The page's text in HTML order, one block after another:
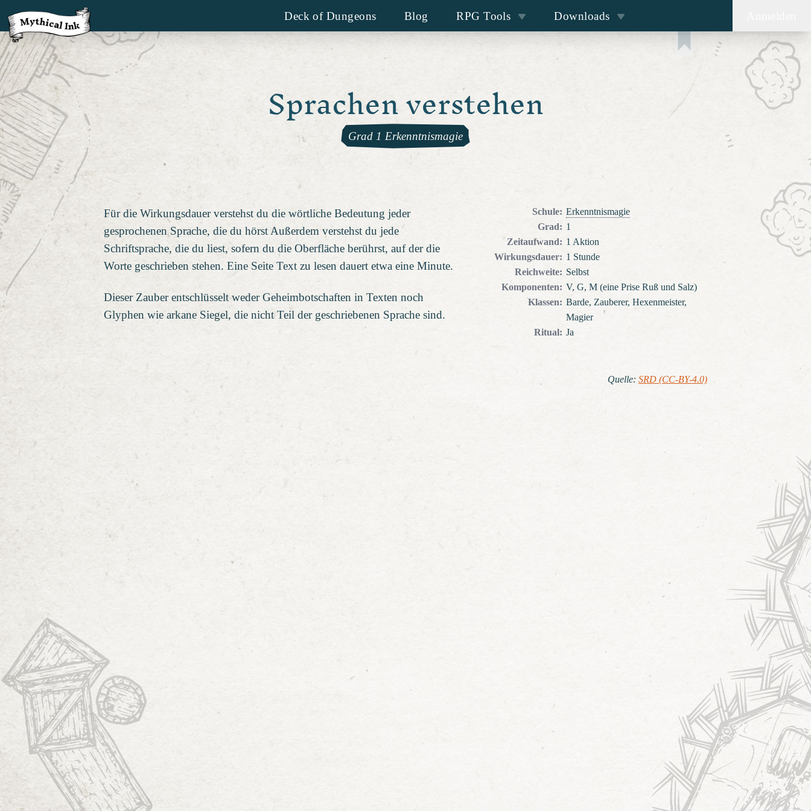
Deck of Dungeons Blog RPG Tools Downloads
Sprachen verstehen
Grad 1 Erkenntnismagie
Für die Wirkungsdauer verstehst du die wörtliche Bedeutung jeder
gesprochenen Sprache, die du hörst Außerdem verstehst du jede
Schriftsprache, die du liest, sofern du die Oberfläche berührst, auf der die
Worte geschrieben stehen. Eine Seite Text zu lesen dauert etwa eine Minute.
Dieser Zauber entschlüsselt weder Geheimbotschaften in Texten noch
Glyphen wie arkane Siegel, die nicht Teil der geschriebenen Sprache sind.
Schule: Erkenntnismagie
Grad: 1
Zeitaufwand: 1 Aktion
Wirkungsdauer: 1 Stunde
Reichweite: Selbst
Komponenten: V, G, M (eine Prise Ruß und Salz)
Klassen: Barde, Zauberer, Hexenmeister,
Magier
Ritual: Ja
Quelle: SRD (CC-BY-4.0)